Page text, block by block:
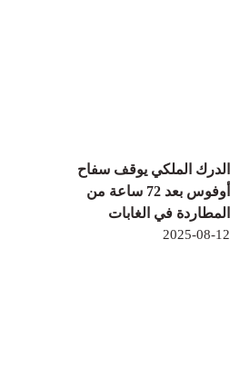
الدرك الملكي يوقف سفاح
أوفوس بعد 72 ساعة من
المطاردة في الغابات
2025-08-12